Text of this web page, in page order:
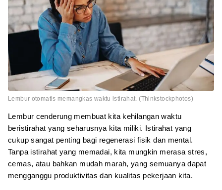
Lembur otomatis memangkas waktu istirahat. (Thinkstockphotos)
Lembur cenderung membuat kita kehilangan waktu
beristirahat yang seharusnya kita miliki. Istirahat yang
cukup sangat penting bagi regenerasi fisik dan mental.
Tanpa istirahat yang memadai, kita mungkin merasa stres,
cemas, atau bahkan mudah marah, yang semuanya dapat
mengganggu produktivitas dan kualitas pekerjaan kita.